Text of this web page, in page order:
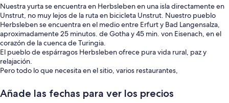
Nuestra yurta se encuentra en Herbsleben en una isla directamente en
Unstrut, no muy lejos de la ruta en bicicleta Unstrut. Nuestro pueblo
Herbsleben se encuentra en el medio entre Erfurt y Bad Langensalza,
aproximadamente 25 minutos. de Gotha y 45 min. von Eisenach, en el
corazón de la cuenca de Turingia.
El pueblo de espárragos Herbsleben ofrece pura vida rural, paz y
relajación.
Pero todo lo que necesita en el sitio, varios restaurantes,
de ahorros, farmacia y mucho más. Nuestros lugares de interés en
Herbsleben también lo invitan a quedarse: ruinas del castillo, museo de
Añade las fechas para ver los precios